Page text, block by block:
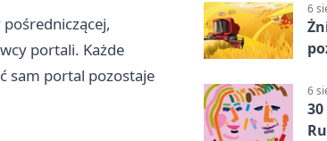
portali. Każde
sam portal pozostaje
6
6